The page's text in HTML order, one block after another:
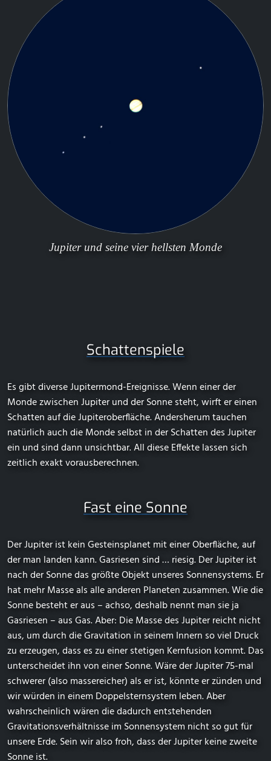
Jupiter und seine vier hellsten Monde
Schattenspiele
Es gibt diverse Jupitermond-Ereignisse. Wenn einer der
Monde zwischen Jupiter und der Sonne steht, wirft er einen
Schatten auf die Jupiteroberfläche. Andersherum tauchen
natürlich auch die Monde selbst in der Schatten des Jupiter
ein und sind dann unsichtbar. All diese Effekte lassen sich
zeitlich exakt vorausberechnen.
Fast eine Sonne
Der Jupiter ist kein Gesteinsplanet mit einer Oberfläche, auf
der man landen kann. Gasriesen sind … riesig. Der Jupiter ist
nach der Sonne das größte Objekt unseres Sonnensystems. Er
hat mehr Masse als alle anderen Planeten zusammen. Wie die
Sonne besteht er aus – achso, deshalb nennt man sie ja
Gasriesen – aus Gas. Aber: Die Masse des Jupiter reicht nicht
aus, um durch die Gravitation in seinem Innern so viel Druck
zu erzeugen, dass es zu einer stetigen Kernfusion kommt. Das
unterscheidet ihn von einer Sonne. Wäre der Jupiter 75-mal
schwerer (also massereicher) als er ist, könnte er zünden und
wir würden in einem Doppelsternsystem leben. Aber
wahrscheinlich wären die dadurch entstehenden
Gravitationsverhältnisse im Sonnensystem nicht so gut für
unsere Erde. Sein wir also froh, dass der Jupiter keine zweite
Sonne ist.